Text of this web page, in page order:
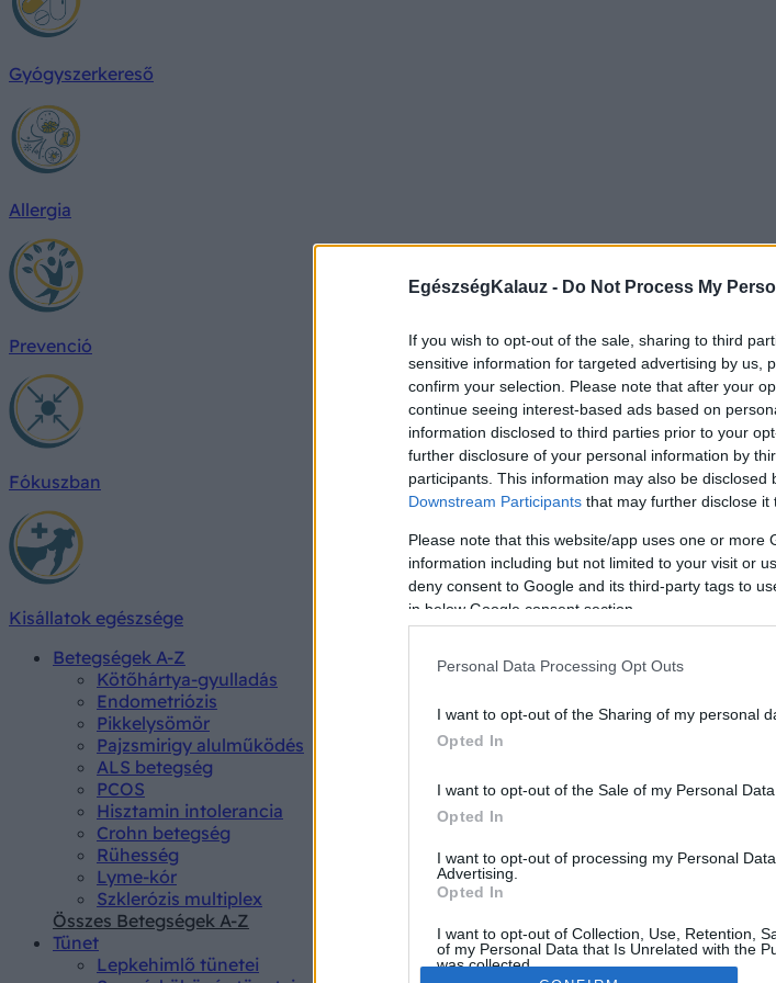
EgészségKalauz - Do Not Process My
If you wish to opt-out of the sale, sharing to third
sensitive information for targeted advertising by us,
confirm your selection. Please note that after your
continue seeing interest-based ads based on
information disclosed to third parties prior to your
further disclosure of your personal information by
participants. This information may also be disclosed
Downstream Participants that may further disclose it
Please note that this website/app uses one or more
information including but not limited to your visit or
deny consent to Google and its third-party tags to
in below Google consent section.
Personal Data Processing Opt Outs
I want to opt-out of the Sharing of my personal
Opted In
I want to opt-out of the Sale of my Personal Data.
Opted In
I want to opt-out of processing my Personal
Advertising.
Opted In
I want to opt-out of Collection, Use, Retention,
of my Personal Data that Is Unrelated with the
was collected.
Gyógyszerkereső
Allergia
Prevenció
Fókuszban
Kisállatok egészsége
Betegségek A-Z
Kötőhártya-gyulladás
Endometriózis
Pikkelysömör
Pajzsmirigy alulműködés
ALS betegség
PCOS
Hisztamin intolerancia
Crohn betegség
Rühesség
Lyme-kór
Szklerózis multiplex
Összes Betegségek A-Z
Tünet
Lepkehimlő tünetei